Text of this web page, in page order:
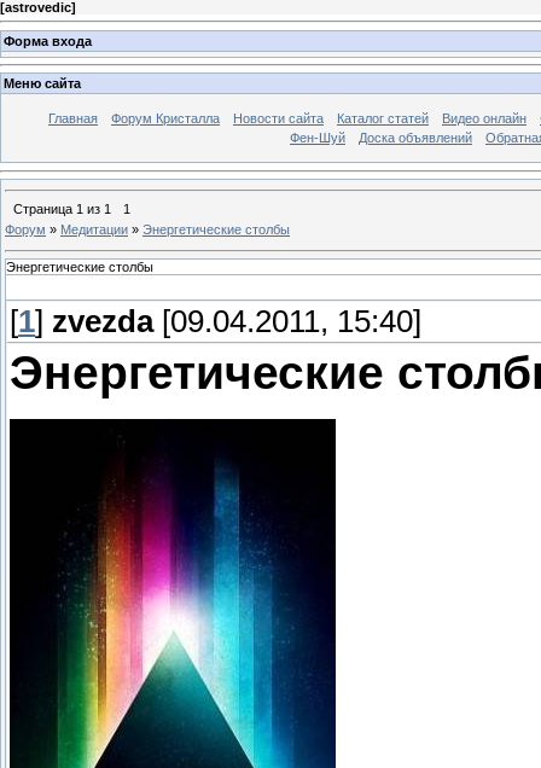
[astrovedic]
Форма входа
Меню сайта
Главная Форум Кристалла Новости сайта Каталог статей Видео онлайн
Фен-Шуй
Доска объявлений
Страница 1 из 1
1
Форум » Медитации » Энергетические столбы
Энергетические столбы
[1] zvezda[09.04.2011, 15:40]
Энергетические